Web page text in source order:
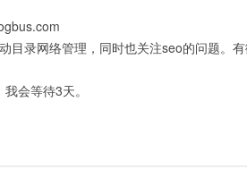
目录网络管理，同时也关注seo的问题。
会等待3天。